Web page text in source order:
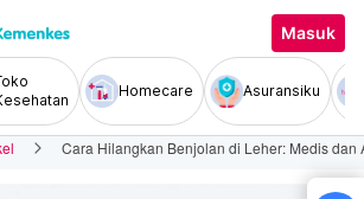
Masuk
Homecare Asuransiku
Cara Hilangkan Benjolan di Leher: Medis dan